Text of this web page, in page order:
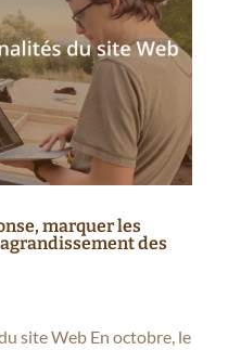
marquer les
des
site Web En octobre, le